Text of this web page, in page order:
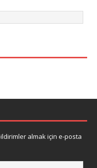
almak için e-posta